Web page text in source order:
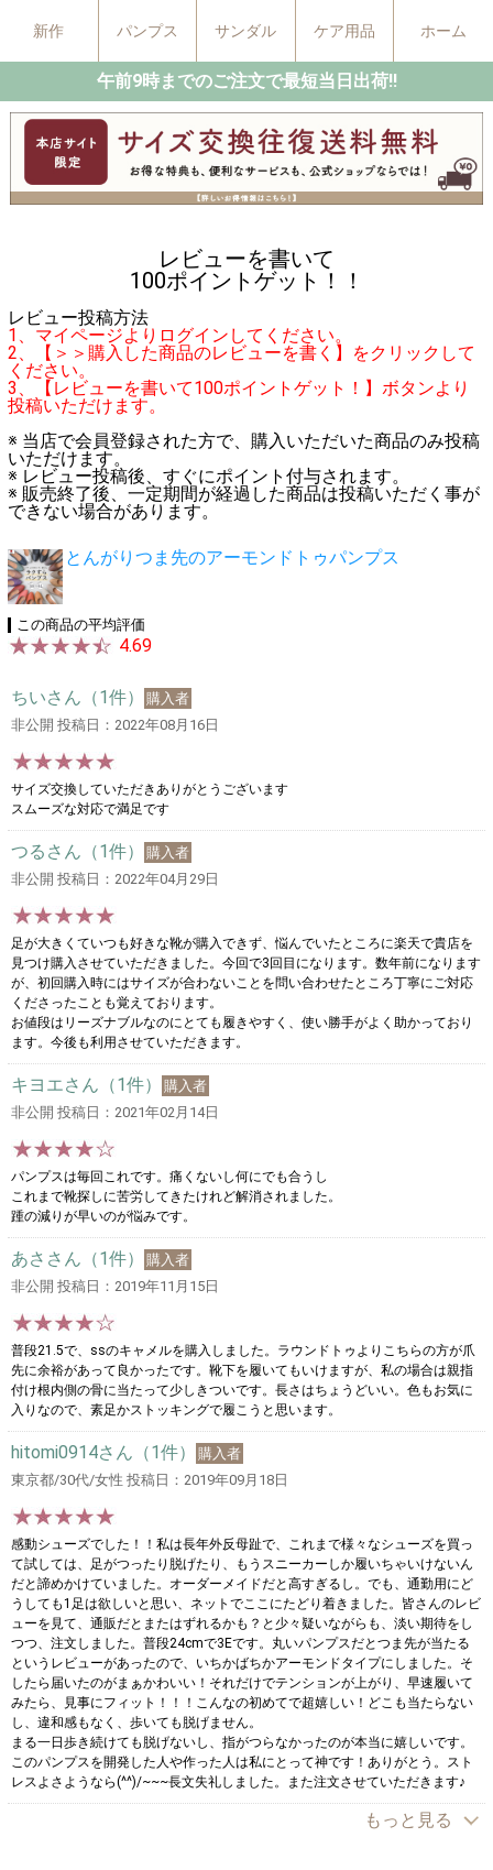
新作 パンプス サンダル ケア用品 ホーム
午前9時までのご注文で最短当日出荷!!
レビューを書いて
100ポイントゲット！！
レビュー投稿方法
1、マイページよりログインしてください。
2、【＞＞購入した商品のレビューを書く】をクリックして
ください。
3、【レビューを書いて100ポイントゲット！】ボタンより
投稿いただけます。
※ 当店で会員登録された方で、購入いただいた商品のみ投稿
いただけます。
※ レビュー投稿後、すぐにポイント付与されます。
※ 販売終了後、一定期間が経過した商品は投稿いただく事が
できない場合があります。
とんがりつま先のアーモンドトゥパンプス
この商品の平均評価
4.69
ちいさん（1件）
購入者
非公開 投稿日：2022年08月16日
サイズ交換していただきありがとうございます
スムーズな対応で満足です
つるさん（1件）
購入者
非公開 投稿日：2022年04月29日
足が大きくていつも好きな靴が購入できず、悩んでいたところに楽天で貴店を
見つけ購入させていただきました。今回で3回目になります。数年前になります
が、初回購入時にはサイズが合わないことを問い合わせたところ丁寧にご対応
くださったことも覚えております。
お値段はリーズナブルなのにとても履きやすく、使い勝手がよく助かっており
ます。今後も利用させていただきます。
キヨエさん（1件）
購入者
非公開 投稿日：2021年02月14日
パンプスは毎回これです。痛くないし何にでも合うし
これまで靴探しに苦労してきたけれど解消されました。
踵の減りが早いのが悩みです。
あささん（1件）
購入者
非公開 投稿日：2019年11月15日
普段21.5で、ssのキャメルを購入しました。ラウンドトゥよりこちらの方が爪
先に余裕があって良かったです。靴下を履いてもいけますが、私の場合は親指
付け根内側の骨に当たって少しきついです。長さはちょうどいい。色もお気に
入りなので、素足かストッキングで履こうと思います。
hitomi0914さん（1件）
購入者
東京都/30代/女性 投稿日：2019年09月18日
感動シューズでした！！私は長年外反母趾で、これまで様々なシューズを買っ
て試しては、足がつったり脱げたり、もうスニーカーしか履いちゃいけないん
だと諦めかけていました。オーダーメイドだと高すぎるし。でも、通勤用にど
うしても1足は欲しいと思い、ネットでここにたどり着きました。皆さんのレビ
ューを見て、通販だとまたはずれるかも？と少々疑いながらも、淡い期待をし
つつ、注文しました。普段24cmで3Eです。丸いパンプスだとつま先が当たる
というレビューがあったので、いちかばちかアーモンドタイプにしました。そ
したら届いたのがまぁかわいい！それだけでテンションが上がり、早速履いて
みたら、見事にフィット！！！こんなの初めてで超嬉しい！どこも当たらない
し、違和感もなく、歩いても脱げません。
まる一日歩き続けても脱げないし、指がつらなかったのが本当に嬉しいです。
このパンプスを開発した人や作った人は私にとって神です！ありがとう。スト
レスよさようなら(^^)/~~~長文失礼しました。また注文させていただきます♪
もっと見る